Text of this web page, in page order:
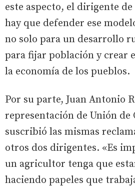
este aspecto, el dirigente de
hay que defender ese
no solo para un desarrollo
para fijar población y crear
la economía de los pueblos.
Por su parte, Juan Antonio
representación de Unión de
suscribió las mismas
otros dos dirigentes. «Es
un agricultor tenga que
haciendo papeles que